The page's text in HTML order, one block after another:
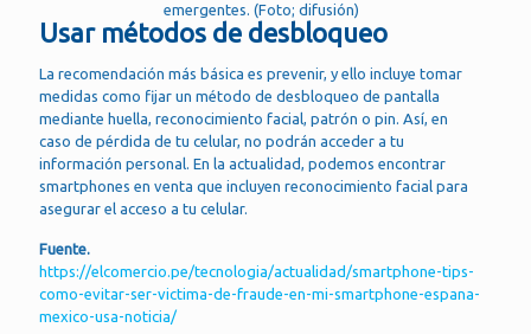
emergentes. (Foto; difusión)
Usar métodos de desbloqueo
La recomendación más básica es prevenir, y ello incluye tomar
medidas como fijar un método de desbloqueo de pantalla
mediante huella, reconocimiento facial, patrón o pin. Así, en
caso de pérdida de tu celular, no podrán acceder a tu
información personal. En la actualidad, podemos encontrar
smartphones en venta que incluyen reconocimiento facial para
asegurar el acceso a tu celular.
Fuente.
https://elcomercio.pe/tecnologia/actualidad/smartphone-tips-
como-evitar-ser-victima-de-fraude-en-mi-smartphone-espana-
mexico-usa-noticia/